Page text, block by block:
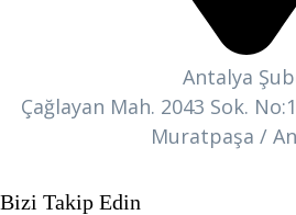
Antalya
Çağlayan Mah. 2043 Sok.
Muratpaşa /
Bizi Takip Edin